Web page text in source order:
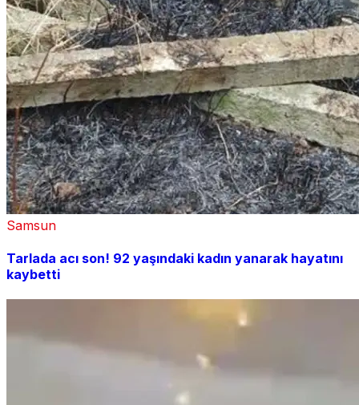
Samsun
Tarlada acı son! 92 yaşındaki kadın yanarak hayatını
kaybetti